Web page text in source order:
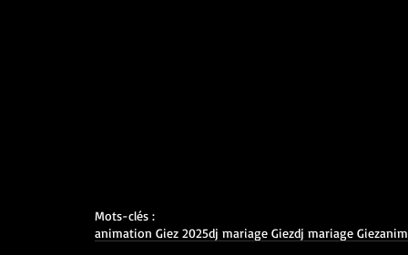
Mots-clés :
animation Giez 2025dj mariage Giezdj mariage Giez